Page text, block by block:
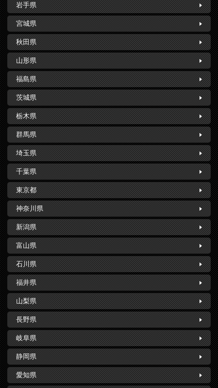
岩手県
宮城県
秋田県
山形県
福島県
茨城県
栃木県
群馬県
埼玉県
千葉県
東京都
神奈川県
新潟県
富山県
石川県
福井県
山梨県
長野県
岐阜県
静岡県
愛知県